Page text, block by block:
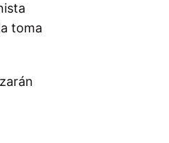
toma